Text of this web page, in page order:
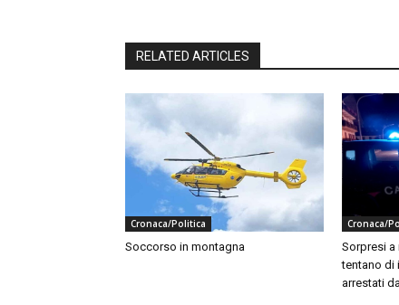
RELATED ARTICLES
Cronaca/Politica
Soccorso in montagna
Cronaca/
Sorpresi a
tentano di
arrestati